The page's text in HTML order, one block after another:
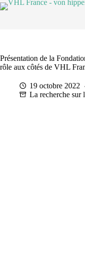
Passer
au
Présentation de la
rôle aux côtés de VHL
19 octobre 2022
La recherche sur